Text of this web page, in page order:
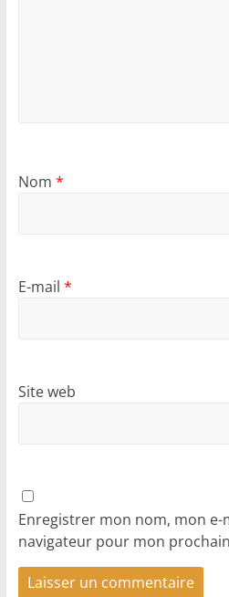
Nom *
E-mail *
Site web
Enregistrer mon nom, mon
navigateur pour mon